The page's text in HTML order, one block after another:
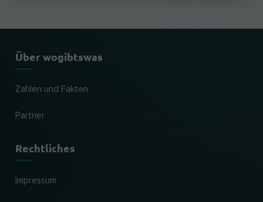
Über wogibtswas
Zahlen und Fakten
Partner
Rechtliches
Impressum